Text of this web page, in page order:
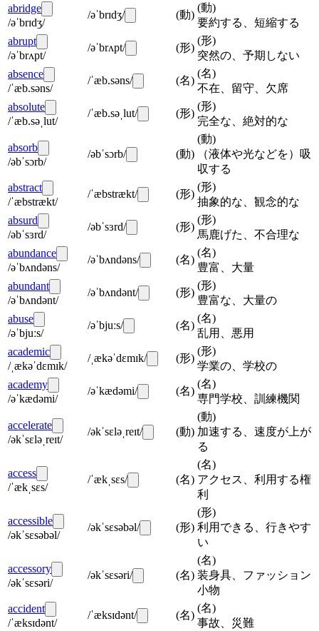
abridge
/əˈbrɪdʒ/
/əˈbrɪdʒ/ (動)
(動)
要約する、短縮する
abrupt
/əˈbrʌpt/
/əˈbrʌpt/ (形)
(形)
突然の、予期しない
absence
/ˈæb.səns/
/ˈæb.səns/ (名)
(名)
不在、留守、欠席
absolute
/ˈæb.səˌlut/
/ˈæb.səˌlut/ (形)
(形)
完全な、絶対的な
absorb
/əbˈsɔrb/
/əbˈsɔrb/ (動)
(動)
（液体や光などを）吸
収する
abstract
/ˈæbstrækt/
/ˈæbstrækt/ (形)
(形)
抽象的な、観念的な
absurd
/əbˈsɜrd/
/əbˈsɜrd/ (形)
(形)
馬鹿げた、不合理な
abundance
/əˈbʌndəns/
/əˈbʌndəns/ (名)
(名)
豊富、大量
abundant
/əˈbʌndənt/
/əˈbʌndənt/ (形)
(形)
豊富な、大量の
abuse
/əˈbjuːs/
/əˈbjuːs/ (名)
(名)
乱用、悪用
academic
/ˌækəˈdɛmɪk/
/ˌækəˈdɛmɪk/ (形)
(形)
学業の、学校の
academy
/əˈkædəmi/
/əˈkædəmi/ (名)
(名)
専門学校、訓練機関
accelerate
/əkˈsɛləˌreɪt/
/əkˈsɛləˌreɪt/ (動)
(動)
加速する、速度が上が
る
access
/ˈækˌsɛs/
/ˈækˌsɛs/ (名)
(名)
アクセス、利用する権
利
accessible
/əkˈsɛsəbəl/
/əkˈsɛsəbəl/ (形)
(形)
利用できる、行きやす
い
accessory
/əkˈsɛsəri/
/əkˈsɛsəri/ (名)
(名)
装身具、ファッション
小物
accident
/ˈæksɪdənt/
/ˈæksɪdənt/ (名)
(名)
事故、災難